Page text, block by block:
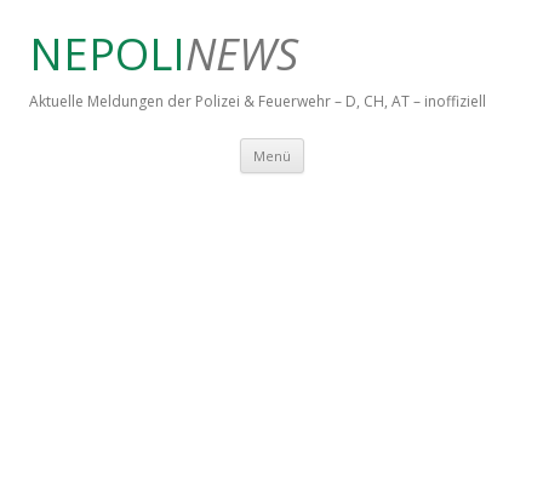
NEPOLINEWS
Aktuelle Meldungen der Polizei & Feuerwehr – D, CH, AT – inoffiziell
Menü Springe zum Inhalt